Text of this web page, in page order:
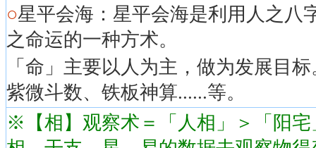
○星平会海：星平会海是利用人之八
之命运的一种方术。
「命」主要以人为主，做为发展目
紫微斗数、铁板神算......等。
※【相】观察术＝「人相」＞「阳